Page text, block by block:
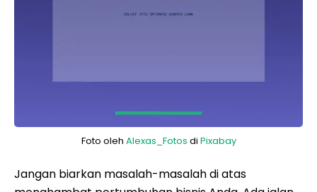
Foto oleh Alexas_Fotos di Pixabay
Jangan biarkan masalah-masalah di atas